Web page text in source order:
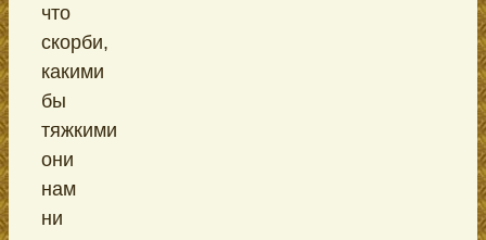
что
скорби,
какими
бы
тяжкими
они
нам
ни